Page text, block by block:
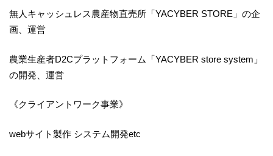
無人キャッシュレス農産物直売所「YACYBER STORE」の企
画、運営
農業生産者D2Cプラットフォーム「YACYBER store system」
の開発、運営
《クライアントワーク事業》
webサイト製作 システム開発etc